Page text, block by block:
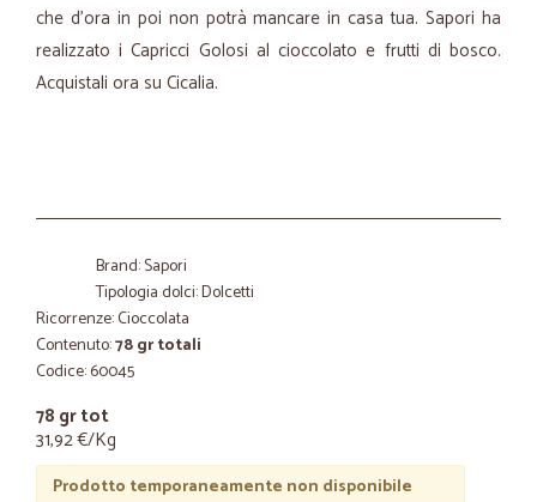
che d’ora in poi non potrà mancare in casa tua. Sapori ha
realizzato i Capricci Golosi al cioccolato e frutti di bosco.
Acquistali ora su Cicalia.
Brand: Sapori
Tipologia dolci: Dolcetti
Ricorrenze: Cioccolata
Contenuto:78 gr totali
Codice: 60045
78 gr tot
31,92 €/Kg
Prodotto temporaneamente non disponibile